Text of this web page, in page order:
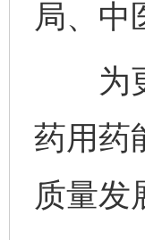
局、中
为更
药用药
质量发